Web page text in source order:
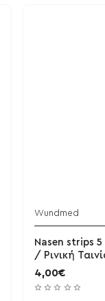
Wundmed
Nasen strips
/ Ρινική
4,00€